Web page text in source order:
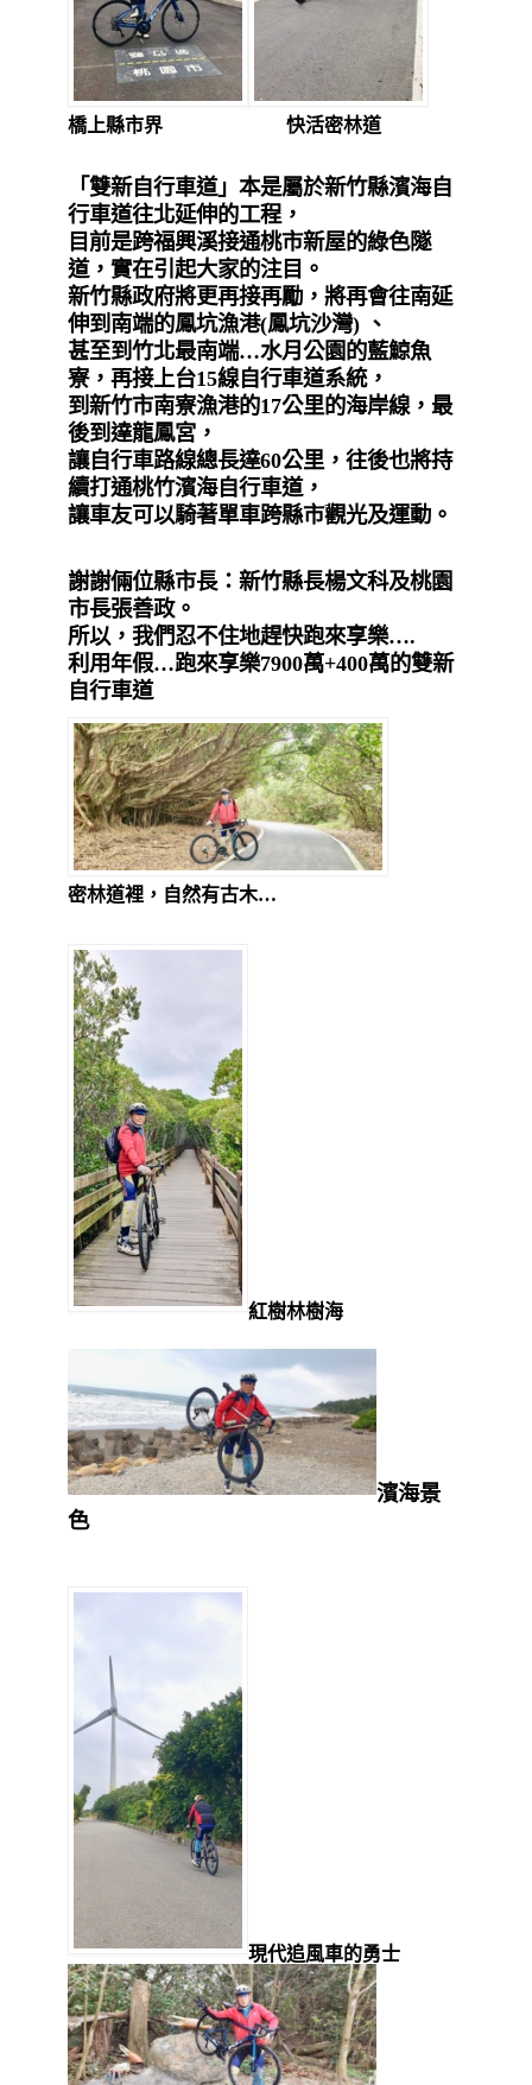
橋上縣市界 快活密林道
「雙新自行車道」本是屬於新竹縣濱海自
行車道往北延伸的工程，
目前是跨福興溪接通桃市新屋的綠色隧
道，實在引起大家的注目。
新竹縣政府將更再接再勵，將再會往南延
伸到南端的鳳坑漁港(鳳坑沙灣) 、
甚至到竹北最南端…水月公園的藍鯨魚
寮，再接上台15線自行車道系統，
到新竹市南寮漁港的17公里的海岸線，最
後到達龍鳳宮，
讓自行車路線總長達60公里，往後也將持
續打通桃竹濱海自行車道，
讓車友可以騎著單車跨縣市觀光及運動。
謝謝倆位縣市長：新竹縣長楊文科及桃園
市長張善政。
所以，我們忍不住地趕快跑來享樂….
利用年假…跑來享樂7900萬+400萬的雙新
自行車道
密林道裡，自然有古木…
紅樹林樹海
濱海景
色
現代追風車的勇士